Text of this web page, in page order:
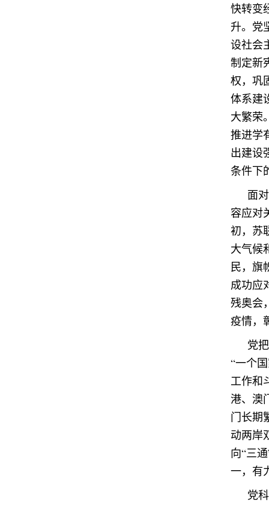
快转变
升。党
设社会
制定新
权，巩
体系建
大繁荣
推进学
出建设
条件下
面
容应对
初，苏
大气候
民，旗
成功应
残奥会
疫情，
党
“一个
工作和
港、澳
门长期
动两岸
向“三
一，有
党